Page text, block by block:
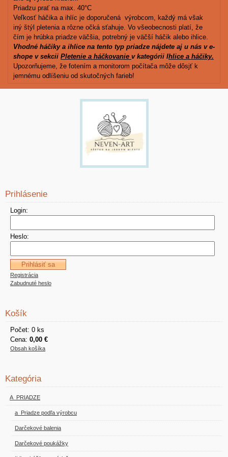
Priadzu prať na max. 40°C
Veľkosť háčika a ihlíc je doporučená výrobcom, každý má však
iný štýl pletenia a rôzne očká sťahuje. Vo všeobecnosti platí, že
čím je hrúbka priadze väčšia, potrebný je väčší háčik alebo ihlice.
Vhodné háčiky a ihlice na tento typ priadze nájdete aj u nás v e-
shope v sekcii Pletenie a háčkovanie v kategórii Ihlice a háčiky.
Upozorňujeme, že fotením a monitorom počítača môže dôsjť k
jemnému odlíšeniu od skutočných farieb!
Prihlásenie
Login:
Heslo:
Registrácia
Zabudnuté heslo
Košík
Počet: 0 ks
Cena: 0,00 €
Obsah košíka
Kategória
A_PRIADZE
a_Priadze podľa výrobcu
Darčekové balenia
Darčekové poukážky